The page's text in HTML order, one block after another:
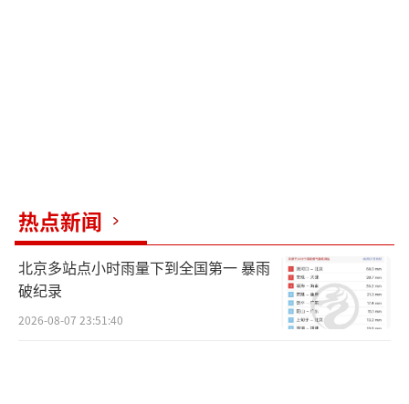
热点新闻
北京多站点小时雨量下到全国第一 暴雨
破纪录
2026-08-07 23:51:40